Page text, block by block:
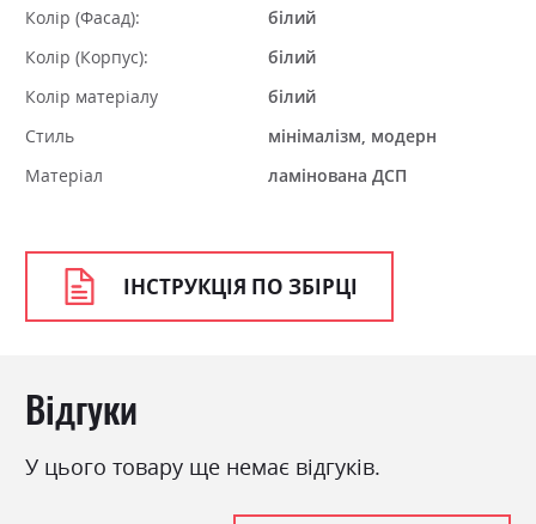
Колір (Фасад):
білий
Колір (Корпус):
білий
Колір матеріалу
білий
Стиль
мінімалізм, модерн
Матеріал
ламінована ДСП
ІНСТРУКЦІЯ ПО ЗБІРЦІ
Відгуки
У цього товару ще немає відгуків.